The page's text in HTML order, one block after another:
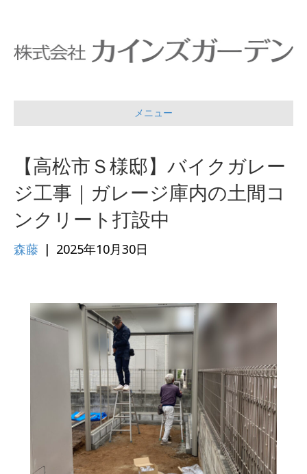
メニュー
【高松市Ｓ様邸】バイクガレー
ジ工事｜ガレージ庫内の土間コ
ンクリート打設中
森藤 | 2025年10月30日